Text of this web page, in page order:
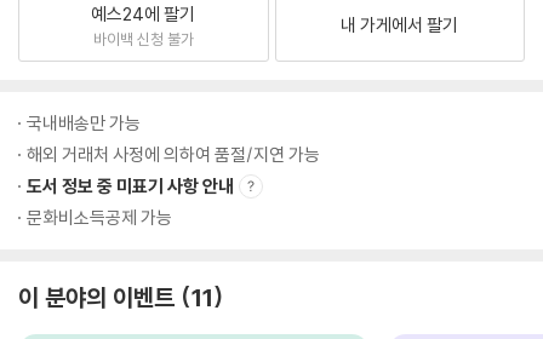
예스24에 팔기
바이백 신청 불가
내 가게에서 팔기
국내배송만 가능
해외 거래처 사정에 의하여 품절/지연 가능
도서 정보 중 미표기 사항 안내
문화비소득공제 가능
이 분야의 이벤트 11